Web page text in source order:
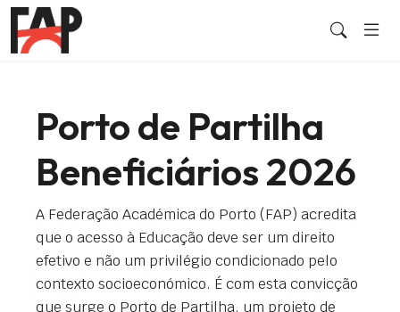
Porto de Partilha
Beneficiários 2026
A Federação Académica do Porto (FAP) acredita
que o acesso à Educação deve ser um direito
efetivo e não um privilégio condicionado pelo
contexto socioeconómico. É com esta convicção
que surge o Porto de Partilha, um projeto de